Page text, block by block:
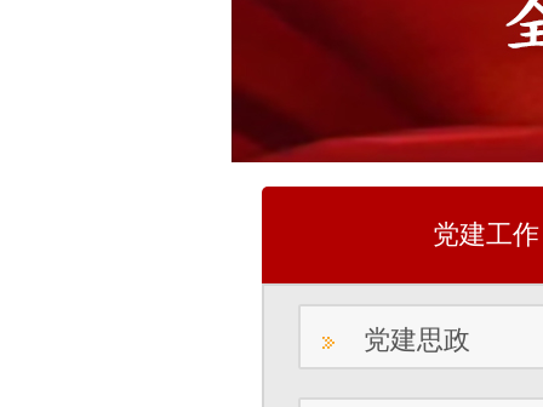
党建工作
党建思政